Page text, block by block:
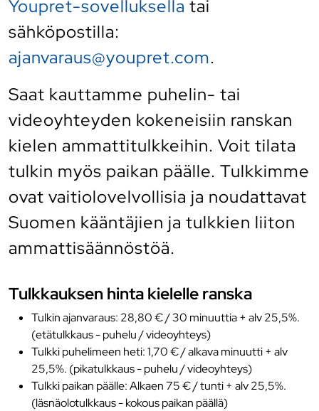
Youpret-sovelluksella tai
sähköpostilla:
ajanvaraus@youpret.com.
Saat kauttamme puhelin- tai
videoyhteyden kokeneisiin ranskan
kielen ammattitulkkeihin. Voit tilata
tulkin myös paikan päälle. Tulkkimme
ovat vaitiolovelvollisia ja noudattavat
Suomen kääntäjien ja tulkkien liiton
ammattisäännöstöä.
Tulkkauksen hinta kielelle ranska
Tulkin ajanvaraus: 28,80 € / 30 minuuttia + alv 25,5%.
(etätulkkaus - puhelu / videoyhteys)
Tulkki puhelimeen heti: 1,70 € / alkava minuutti + alv
25,5%. (pikatulkkaus - puhelu / videoyhteys)
Tulkki paikan päälle: Alkaen 75 € / tunti + alv 25,5%.
(läsnäolotulkkaus - kokous paikan päällä)